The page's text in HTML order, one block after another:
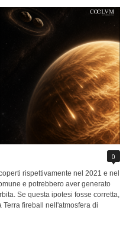
0
rispettivamente nel 2021 e nel
e potrebbero aver generato
Se questa ipotesi fosse corretta,
fireball nell'atmosfera di